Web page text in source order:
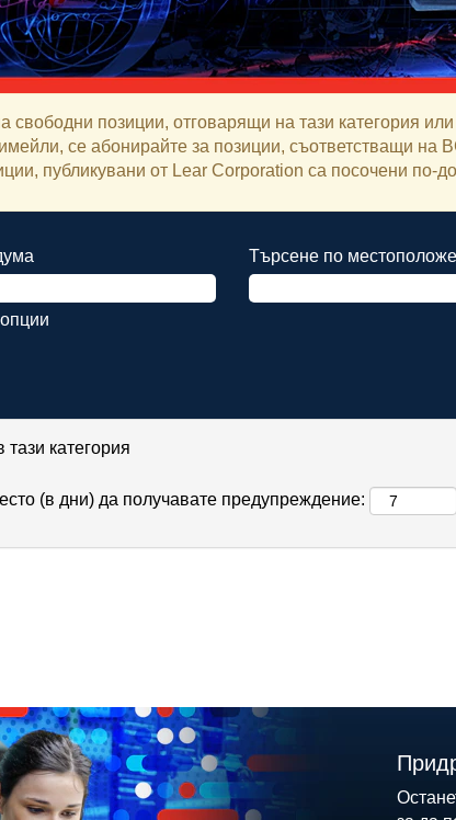
свободни позиции, отговарящи на тази категория
се абонирайте за позиции, съответстващи на
публикувани от Lear Corporation са посочени по-
Търсене по
категория
(в дни) да получавате предупреждение: